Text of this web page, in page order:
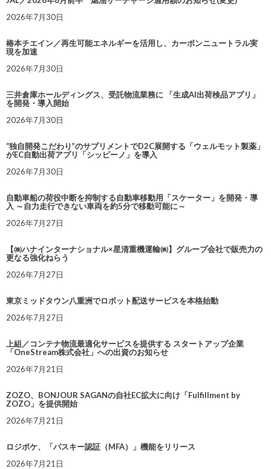
2026年7月30日
椿本チエイン／再生可能エネルギーを活用し、カーボンニュートラル実
現を加速
2026年7月30日
三井倉庫ホールディングス、受託物流業務に 「生成AI出荷検品アプリ」
を開発・導入開始
2026年7月30日
“独自開発こだわり”のサプリメントでD2C展開する「ウェルモット製薬」
がEC自動出荷アプリ「シッピーノ」を導入
2026年7月30日
自動車船の荷役中断を抑制する自動車移動用「スケーター」を開発・導
入 ～自力走行できない車両を約5分で移動可能に～
2026年7月27日
【㈱ハナインターナショナル×星清重機運輸㈱】グループ会社で販売力の
更なる強化ねらう
2026年7月27日
東京ミッドタウン八重洲でロボット配送サービスを本格始動
2026年7月27日
上組／コンテナ物流最適化サービスを提供する スタートアップ企業
「OneStream株式会社」への出資のお知らせ
2026年7月21日
ZOZO、BONJOUR SAGANの自社EC拡大に向け「Fulfillment by
ZOZO」を提供開始
2026年7月21日
ロジポケ、「パスキー認証（MFA）」機能をリリース
2026年7月21日